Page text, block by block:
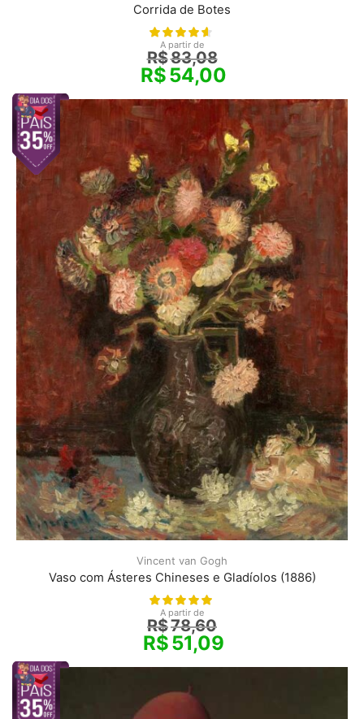
Corrida de Botes
A partir de
R$83,08
R$54,00
Vincent van Gogh
Vaso com Ásteres Chineses e Gladíolos (1886)
A partir de
R$78,60
R$51,09